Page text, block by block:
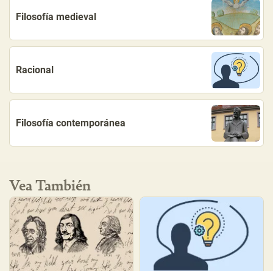
Filosofía medieval
Racional
Filosofía contemporánea
Vea También